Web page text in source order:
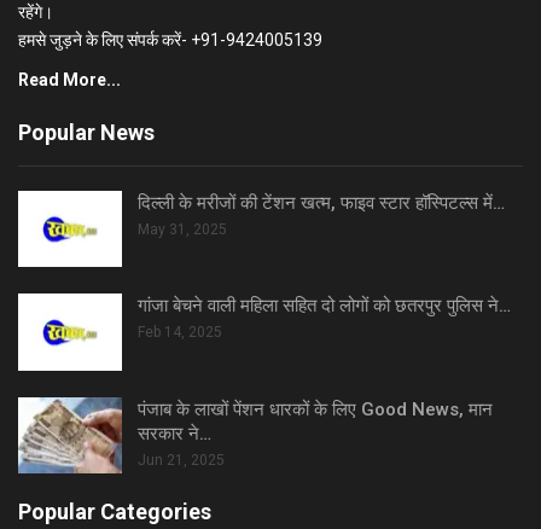
रहेंगे।
हमसे जुड़ने के लिए संपर्क करें- +91-9424005139
Read More...
Popular News
दिल्ली के मरीजों की टेंशन खत्म, फाइव स्टार हॉस्पिटल्स में…
May 31, 2025
गांजा बेचने वाली महिला सहित दो लोगों को छतरपुर पुलिस ने…
Feb 14, 2025
पंजाब के लाखों पेंशन धारकों के लिए Good News, मान
सरकार ने…
Jun 21, 2025
Popular Categories